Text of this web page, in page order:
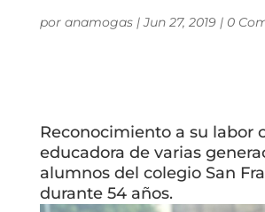
por anamogas|Jun 27, 2019 | 0
Reconocimiento a su labor
educadora de varias
alumnos del colegio San
durante 54 años.